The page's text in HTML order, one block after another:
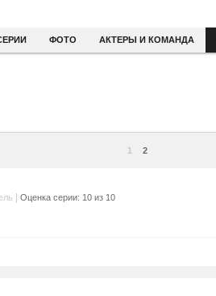
ФОТО АКТЕРЫ И КОМАНДА
1 2
Оценка серии: 10 из 10